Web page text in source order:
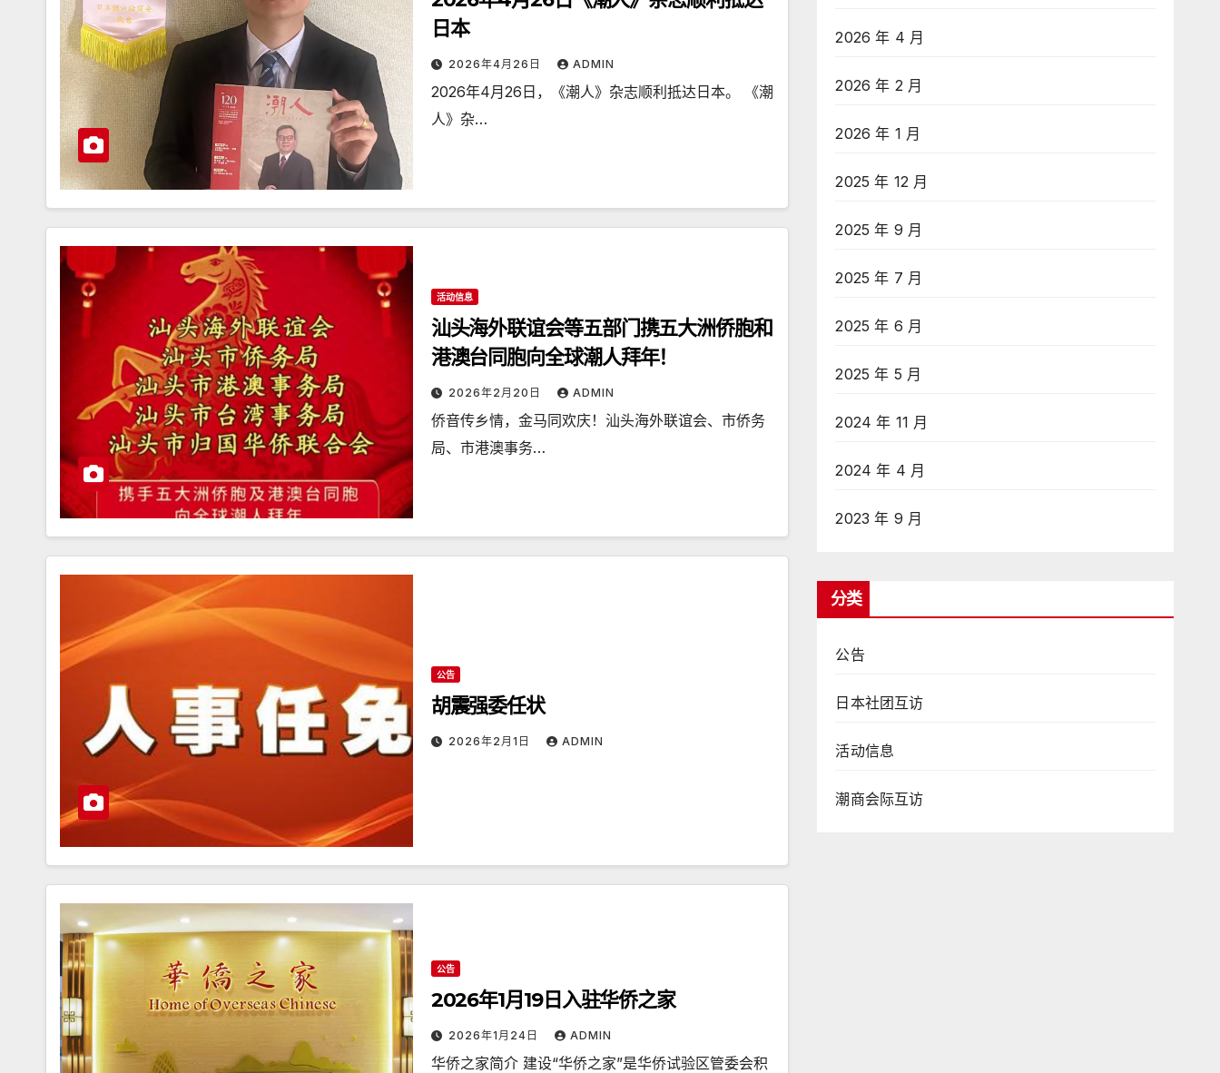
日本
2026年4月26日 ADMIN
2026年4月26日，《潮人》杂志顺利抵达日本。 《潮
人》杂…
活动信息
汕头海外联谊会等五部门携五大洲侨胞和
港澳台同胞向全球潮人拜年！
2026年2月20日 ADMIN
侨音传乡情，金马同欢庆！汕头海外联谊会、市侨务
局、市港澳事务…
公告
胡震强委任状
2026年2月1日 ADMIN
公告
2026年1月19日入驻华侨之家
2026年1月24日 ADMIN
华侨之家简介 建设“华侨之家”是华侨试验区管委会积
2026 年 4 月
2026 年 2 月
2026 年 1 月
2025 年 12 月
2025 年 9 月
2025 年 7 月
2025 年 6 月
2025 年 5 月
2024 年 11 月
2024 年 4 月
2023 年 9 月
分类
公告
日本社团互访
活动信息
潮商会际互访